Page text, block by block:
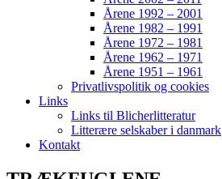
Årene 1992 – 2001
Årene 1982 – 1991
Årene 1972 – 1981
Årene 1962 – 1971
Årene 1951 – 1961
Privatlivspolitik og cookies
Links
Links til Blicherlitteratur
Litterære selskaber i danmark
Kontakt